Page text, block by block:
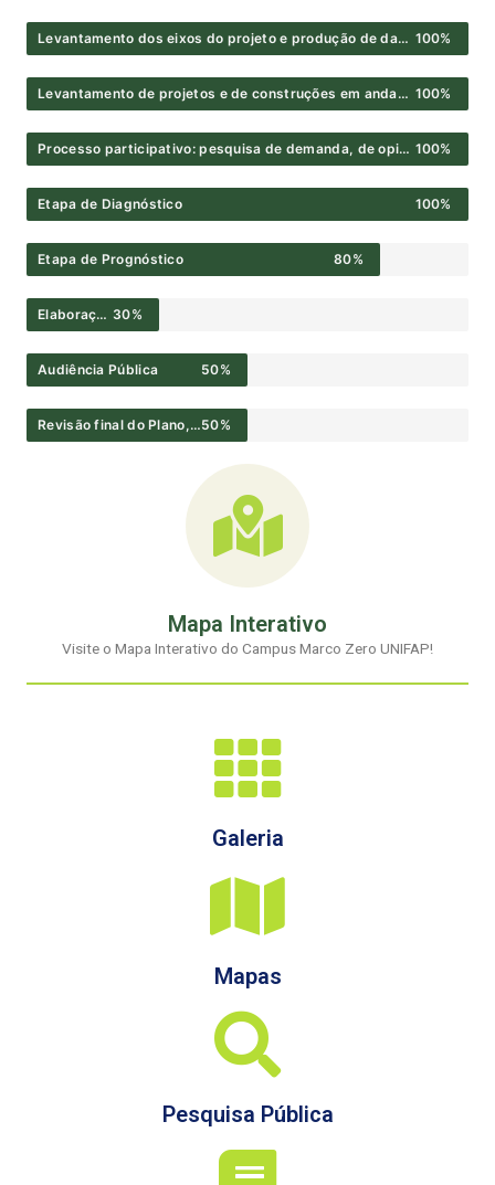
Levantamento dos eixos do projeto e produção de dados 100%
Levantamento de projetos e de construções em andamento e de ampliação (novos cursos e demandas) 100%
Processo participativo: pesquisa de demanda, de opinião, reuniões setoriais 100%
Etapa de Diagnóstico 100%
Etapa de Prognóstico 80%
Elaboração do texto das regulamentações 30%
Audiência Pública 50%
Revisão final do Plano, relatório e textos regulamentares para envio ao CONSU50%
Mapa Interativo
Visite o Mapa Interativo do Campus Marco Zero UNIFAP!
Galeria
Mapas
Pesquisa Pública